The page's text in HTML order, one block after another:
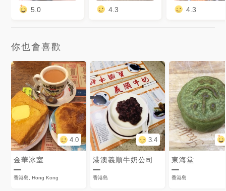
5.0 4.3 4.3
你也會喜歡
4.0
金華冰室
香港島, Hong Kong
3.4
港澳義順牛奶公司
香港島
東海堂
香港島